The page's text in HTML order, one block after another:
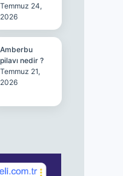
Temmuz 24,
2026
Amberbu
pilavı nedir ?
Temmuz 21,
2026